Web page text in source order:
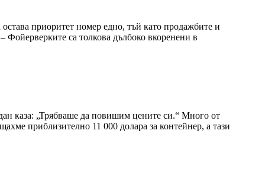
приоритет номер едно, тъй като продажбите и
са толкова дълбоко вкоренени в
каза: „Трябваше да повишим цените си.“ Много от
приблизително 11 000 долара за контейнер, а тази